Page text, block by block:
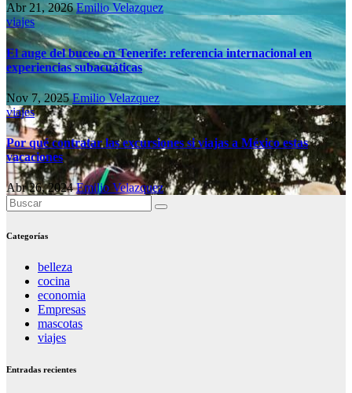
Abr 21, 2026Emilio Velazquez
viajes
El auge del buceo en Tenerife: referencia internacional en
experiencias subacuáticas
Nov 7, 2025Emilio Velazquez
viajes
Por qué contratar las excursiones si viajas a México estas
vacaciones
Abr 26, 2024Emilio Velazquez
Categorías
belleza
cocina
economia
Empresas
mascotas
viajes
Entradas recientes